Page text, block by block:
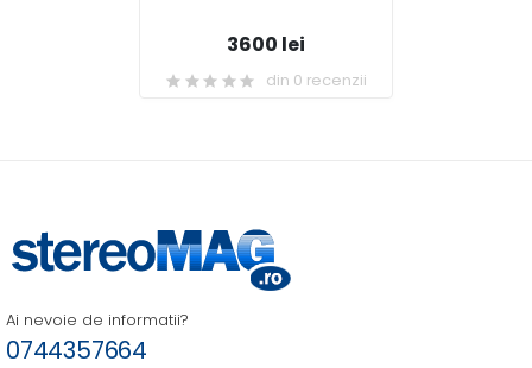
3600 lei
din 0 recenzii
Ai nevoie de informatii?
0744357664